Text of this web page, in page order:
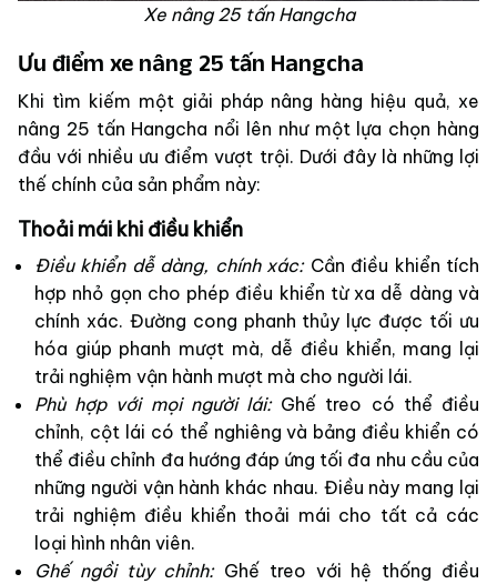
Xe nâng 25 tấn Hangcha
Ưu điểm xe nâng 25 tấn Hangcha
Khi tìm kiếm một giải pháp nâng hàng hiệu quả, xe
nâng 25 tấn Hangcha nổi lên như một lựa chọn hàng
đầu với nhiều ưu điểm vượt trội. Dưới đây là những lợi
thế chính của sản phẩm này:
Thoải mái khi điều khiển
Điều khiển dễ dàng, chính xác:Cần điều khiển tích
hợp nhỏ gọn cho phép điều khiển từ xa dễ dàng và
chính xác. Đường cong phanh thủy lực được tối ưu
hóa giúp phanh mượt mà, dễ điều khiển, mang lại
trải nghiệm vận hành mượt mà cho người lái.
Phù hợp với mọi người lái:Ghế treo có thể điều
chỉnh, cột lái có thể nghiêng và bảng điều khiển có
thể điều chỉnh đa hướng đáp ứng tối đa nhu cầu của
những người vận hành khác nhau. Điều này mang lại
trải nghiệm điều khiển thoải mái cho tất cả các
loại hình nhân viên.
Ghế ngồi tùy chỉnh:Ghế treo với hệ thống điều